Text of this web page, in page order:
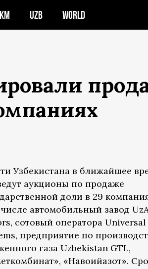
UZB WORLD
Узбекистана в ближайшее
аукционы по продаже
доли в 29
автомобильный завод
сотовый оператора
предприятие по
газа Uzbekistan GTL,
«Навоийазот».